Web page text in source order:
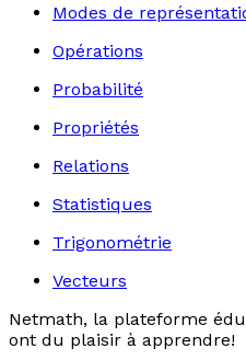
Modes de
Opérations
Probabilité
Propriétés
Relations
Statistiques
Trigonométrie
Vecteurs
Netmath, la plateforme
ont du plaisir à apprendre!